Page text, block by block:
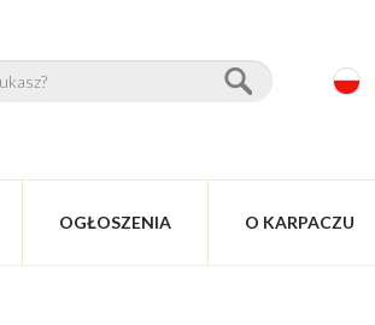
OGŁOSZENIA O KARPACZU